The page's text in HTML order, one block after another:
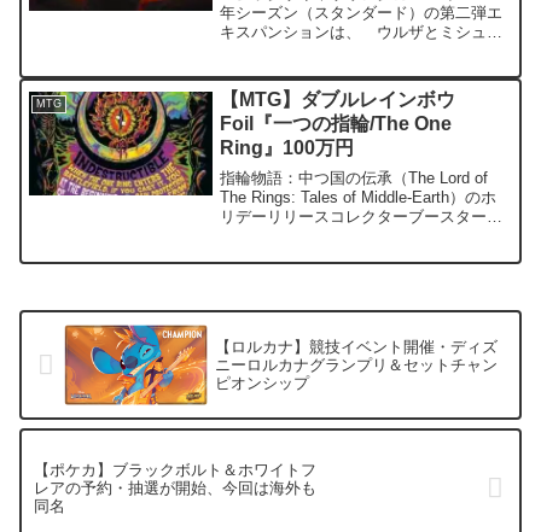
年シーズン（スタンダード）の第二弾エ
キスパンションは、 ウルザとミシュラ
に予約が始まりました。楽天...
MTG
【MTG】ダブルレインボウ
Foil『一つの指輪/The One
Ring』100万円
指輪物語：中つ国の伝承（The Lord of
The Rings: Tales of Middle-Earth）のホ
リデーリリースコレクターブースターに
【ロルカナ】競技イベント開催・ディズ
ニーロルカナグランプリ＆セットチャン
ピオンシップ
【ポケカ】ブラックボルト＆ホワイトフ
レアの予約・抽選が開始、今回は海外も
同名